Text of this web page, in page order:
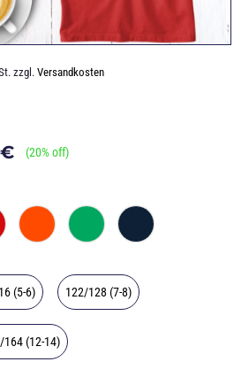
zzgl. Versandkosten
€ (20% off)
(5-6) 122/128 (7-8)
164 (12-14)